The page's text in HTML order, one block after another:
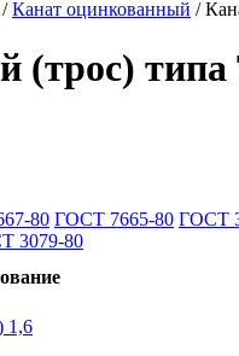
/Канат оцинкованный /
(трос)
80 ГОСТ 7665-80 ГОСТ
3079-80
1,6